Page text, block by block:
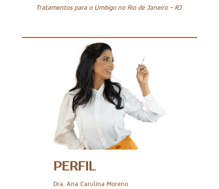
Tratamentos para o Umbigo no Rio de Janeiro – RJ
PERFIL
Dra. Ana Carulina Moreno